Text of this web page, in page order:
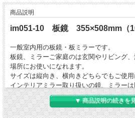
商品説明
im051-10 板鏡 355×508mm（10
一般室内用の板鏡・板ミラーです。
板鏡、ミラーご家庭のは玄関やリビング
場所にお使いになれます。
サイズは縦向き、横向きどちらでもご使用
インテリアミラー取り扱いの鏡、ミラー
ミリミラーになります。
セントラル硝子株式会社製造の『ミエミ
規格サイズで販売しておりますが、特注
▼ 商品説明の続きを